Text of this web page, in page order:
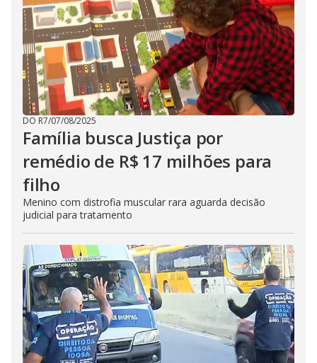
DO R7/07/08/2025
Família busca Justiça por
remédio de R$ 17 milhões para
filho
Menino com distrofia muscular rara aguarda decisão
judicial para tratamento